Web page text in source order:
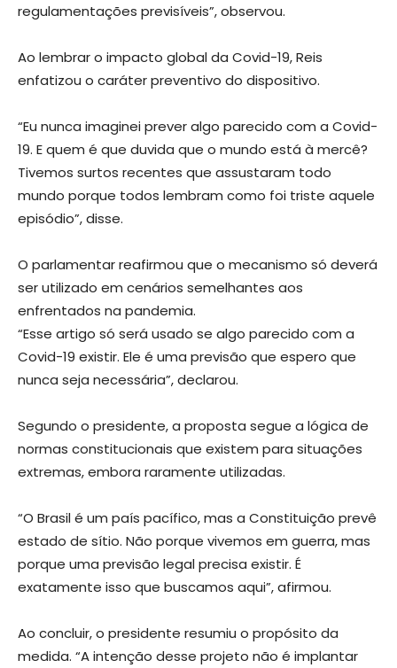
regulamentações previsíveis”, observou.
Ao lembrar o impacto global da Covid-19, Reis
enfatizou o caráter preventivo do dispositivo.
“Eu nunca imaginei prever algo parecido com a Covid-
19. E quem é que duvida que o mundo está à mercê?
Tivemos surtos recentes que assustaram todo
mundo porque todos lembram como foi triste aquele
episódio”, disse.
O parlamentar reafirmou que o mecanismo só deverá
ser utilizado em cenários semelhantes aos
enfrentados na pandemia.
“Esse artigo só será usado se algo parecido com a
Covid-19 existir. Ele é uma previsão que espero que
nunca seja necessária”, declarou.
Segundo o presidente, a proposta segue a lógica de
normas constitucionais que existem para situações
extremas, embora raramente utilizadas.
“O Brasil é um país pacífico, mas a Constituição prevê
estado de sítio. Não porque vivemos em guerra, mas
porque uma previsão legal precisa existir. É
exatamente isso que buscamos aqui”, afirmou.
Ao concluir, o presidente resumiu o propósito da
medida. “A intenção desse projeto não é implantar